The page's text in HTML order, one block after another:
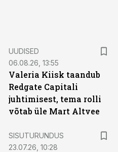
UUDISED
06.08.26, 13:55
Valeria Kiisk taandub
Redgate Capitali
juhtimisest, tema rolli
võtab üle Mart Altvee
SISUTURUNDUS
23.07.26, 10:28